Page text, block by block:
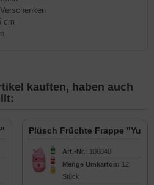
cm
kauften, haben auch
30cm Plüsch Früchte Frappe
Art.-Nr.: 106840
Menge Umkarton: 12
Stück